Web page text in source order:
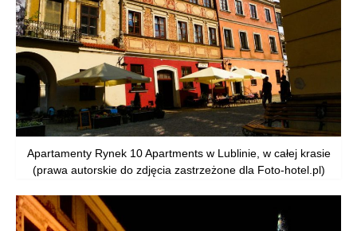
Apartamenty Rynek 10 Apartments w Lublinie, w całej krasie
(prawa autorskie do zdjęcia zastrzeżone dla Foto-hotel.pl)